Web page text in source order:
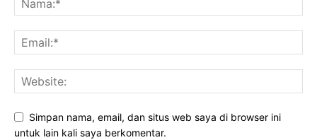
Simpan nama, email, dan situs web saya di browser ini
untuk lain kali saya berkomentar.